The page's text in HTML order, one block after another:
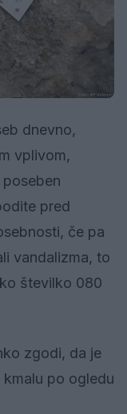
dnevno,
vplivom,
pred
če pa
vandalizma, to
številko 080
zgodi, da je
po ogledu